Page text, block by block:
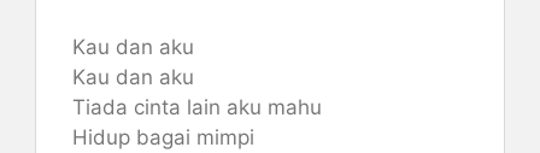
Kau dan aku
Kau dan aku
Tiada cinta lain aku mahu
Hidup bagai mimpi